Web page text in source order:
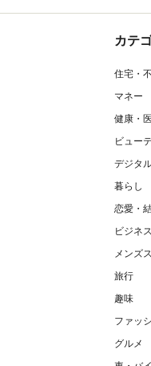
カテ
住宅・
マネー
健康・
ビュー
デジタ
暮らし
恋愛・
ビジネ
メンズ
旅行
趣味
ファッ
グルメ